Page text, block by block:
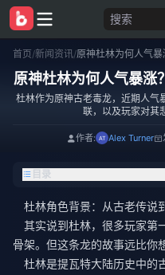
搜索
首页/新闻资讯/
原神杜林为何人气暴涨
杜林作为原神古老毒龙，近期人气
联，以及玩家对其
作者: Alex Turner
目录
杜林角色背景：从古老传说
其实说到杜林，很多玩家第
骨架。但这条龙的故事远比你
杜林是提瓦特大陆历史中